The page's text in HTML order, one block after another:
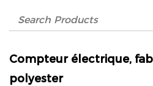
Compteur électrique,
polyester